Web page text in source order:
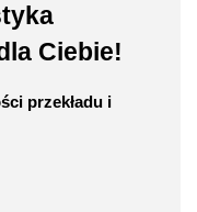
Ciebie!
przekładu i